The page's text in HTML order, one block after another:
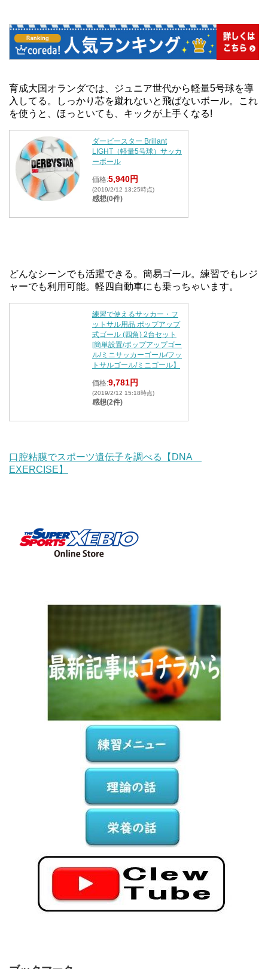
育成大国オランダでは、ジュニア世代から軽量5号球を導
入してる。しっかり芯を蹴れないと飛ばないボール。これ
を使うと、ほっといても、キックが上手くなる!
ダービースター Brillant
LIGHT（軽量5号球）サッカ
ーボール
価格:5,940円
(2019/2/12 13:25時点)
感想(0件)
どんなシーンでも活躍できる。簡易ゴール。練習でもレジ
ャーでも利用可能。軽四自動車にも乗っちゃいます。
練習で使えるサッカー・フ
ットサル用品 ポップアップ
式ゴール (四角) 2台セット
[簡単設置/ポップアップゴー
ル/ミニサッカーゴール/フッ
トサルゴール/ミニゴール】
価格:9,781円
(2019/2/12 15:18時点)
感想(2件)
口腔粘膜でスポーツ遺伝子を調べる【DNA
EXERCISE】